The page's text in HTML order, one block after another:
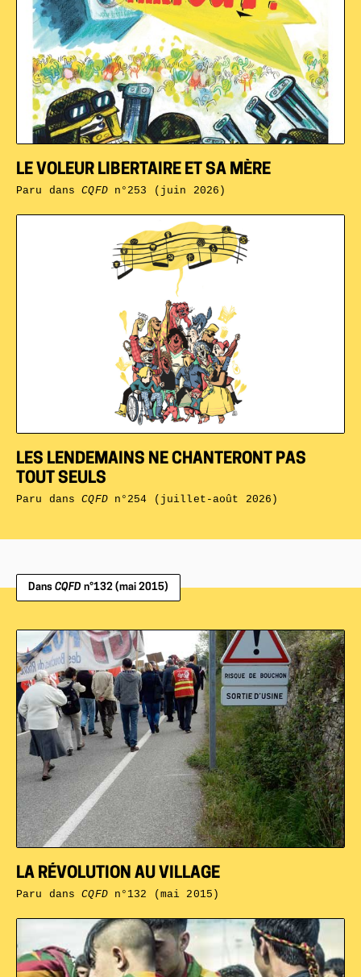
LES LENDEMAINS NE CHANTERONT PAS
TOUT SEULS
Paru dansCQFDn°254 (juillet-août 2026)
LE VOLEUR LIBERTAIRE ET SA MÈRE
Paru dansCQFDn°253 (juin 2026)
Dans CQFD n°132 (mai 2015)
LA RÉVOLUTION AU VILLAGE
Paru dansCQFDn°132 (mai 2015)